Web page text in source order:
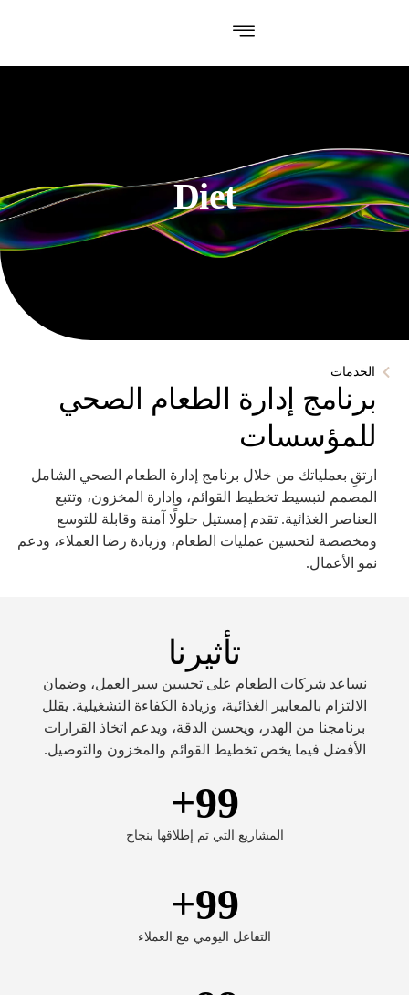
Diet
الخدمات
برنامج إدارة الطعام الصحي
للمؤسسات
ارتقِ بعملياتك من خلال برنامج إدارة الطعام الصحي الشامل
المصمم لتبسيط تخطيط القوائم، وإدارة المخزون، وتتبع
العناصر الغذائية. تقدم إمستيل حلولًا آمنة وقابلة للتوسع
ومخصصة لتحسين عمليات الطعام، وزيادة رضا العملاء، ودعم
نمو الأعمال.
تأثيرنا
نساعد شركات الطعام على تحسين سير العمل، وضمان
الالتزام بالمعايير الغذائية، وزيادة الكفاءة التشغيلية. يقلل
برنامجنا من الهدر، ويحسن الدقة، ويدعم اتخاذ القرارات
الأفضل فيما يخص تخطيط القوائم والمخزون والتوصيل.
المشاريع التي تم إطلاقها بنجاح
99
+
التفاعل اليومي مع العملاء
99
+